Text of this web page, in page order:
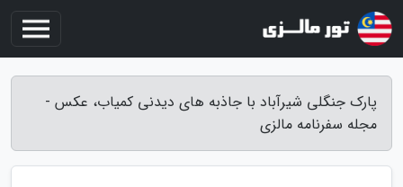
پارک جنگلی شیرآباد با جاذبه های دیدنی کمیاب، عکس -
مجله سفرنامه مالزی